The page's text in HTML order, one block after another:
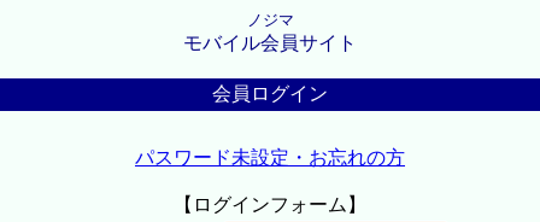
ノジマ
モバイル会員サイト
会員ログイン
パスワード未設定・お忘れの方
【ログインフォーム】